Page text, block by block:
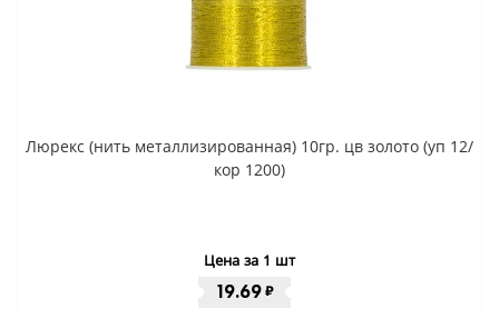
Люрекс (нить металлизированная) 10гр. цв золото (уп 12/
кор 1200)
Цена за 1 шт
19.69 ₽